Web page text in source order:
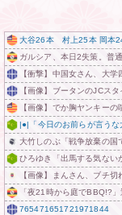
大谷26本 村上25本 岡本
ガルシア、本日2失策。普
【衝撃】中国女さん、大
【画像】ブータンのJCス
【画像】でか胸ヤンキー
|●|「今日のお前らが言う
大竹しのぶ「戦争放棄の
ひろゆき「出馬する気な
【画像】まんさん、ブチ
「夜21時から庭でBBQ!?
765471651721971844